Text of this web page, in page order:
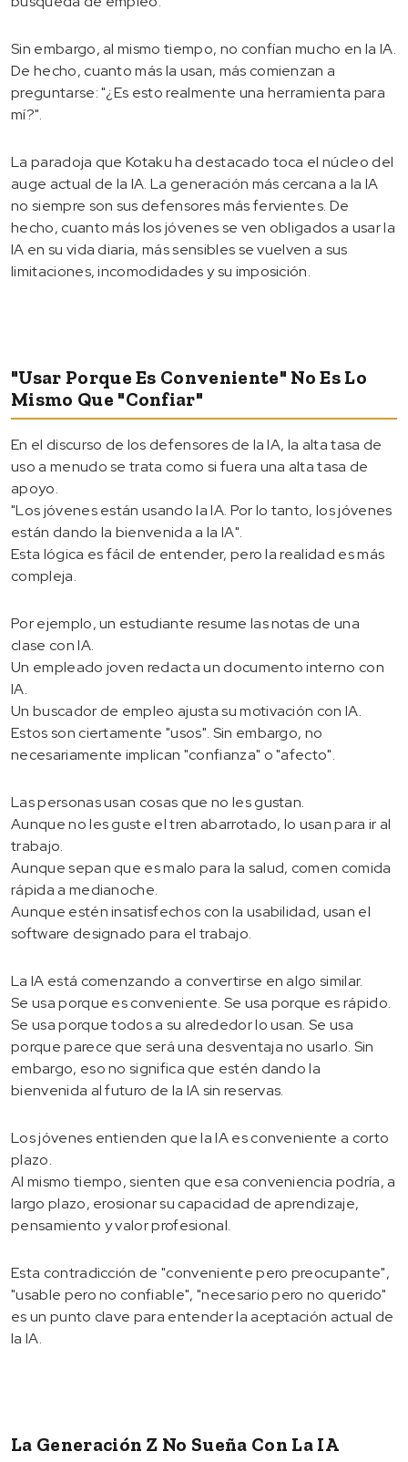
Sin embargo, al mismo tiempo, no confían mucho en la IA.
De hecho, cuanto más la usan, más comienzan a
preguntarse: "¿Es esto realmente una herramienta para
mí?".
La paradoja que Kotaku ha destacado toca el núcleo del
auge actual de la IA. La generación más cercana a la IA
no siempre son sus defensores más fervientes. De
hecho, cuanto más los jóvenes se ven obligados a usar la
IA en su vida diaria, más sensibles se vuelven a sus
limitaciones, incomodidades y su imposición.
"Usar Porque Es Conveniente" No Es Lo
Mismo Que "confiar"
En el discurso de los defensores de la IA, la alta tasa de
uso a menudo se trata como si fuera una alta tasa de
apoyo.
"Los jóvenes están usando la IA. Por lo tanto, los jóvenes
están dando la bienvenida a la IA".
Esta lógica es fácil de entender, pero la realidad es más
compleja.
Por ejemplo, un estudiante resume las notas de una
clase con IA.
Un empleado joven redacta un documento interno con
IA.
Un buscador de empleo ajusta su motivación con IA.
Estos son ciertamente "usos". Sin embargo, no
necesariamente implican "confianza" o "afecto".
Las personas usan cosas que no les gustan.
Aunque no les guste el tren abarrotado, lo usan para ir al
trabajo.
Aunque sepan que es malo para la salud, comen comida
rápida a medianoche.
Aunque estén insatisfechos con la usabilidad, usan el
software designado para el trabajo.
La IA está comenzando a convertirse en algo similar.
Se usa porque es conveniente. Se usa porque es rápido.
Se usa porque todos a su alrededor lo usan. Se usa
porque parece que será una desventaja no usarlo. Sin
embargo, eso no significa que estén dando la
bienvenida al futuro de la IA sin reservas.
Los jóvenes entienden que la IA es conveniente a corto
plazo.
Al mismo tiempo, sienten que esa conveniencia podría, a
largo plazo, erosionar su capacidad de aprendizaje,
pensamiento y valor profesional.
Esta contradicción de "conveniente pero preocupante",
"usable pero no confiable", "necesario pero no querido"
es un punto clave para entender la aceptación actual de
la IA.
La Generación Z No Sueña Con La IA